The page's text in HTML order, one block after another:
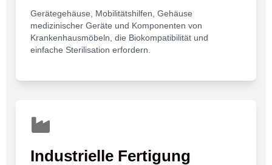
Gerätegehäuse, Mobilitätshilfen, Gehäuse
medizinischer Geräte und Komponenten von
Krankenhausmöbeln, die Biokompatibilität und
einfache Sterilisation erfordern.
Industrielle Fertigung